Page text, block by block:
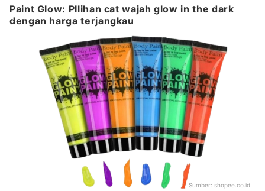
Paint Glow: PIlihan cat wajah glow in the dark
dengan harga terjangkau
Sumber: shopee.co.id